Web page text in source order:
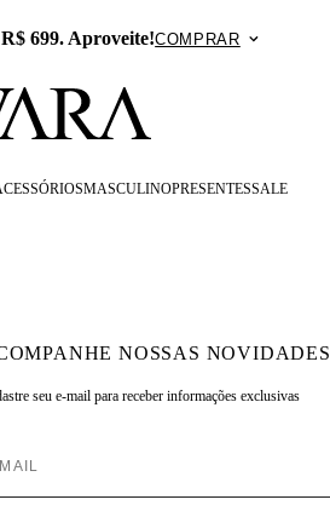
com o cupom PRESENTEAPP.
MASCULINOPRESENTESSALE
NOSSAS NOVIDADES
seu e-mail para receber informações exclusivas